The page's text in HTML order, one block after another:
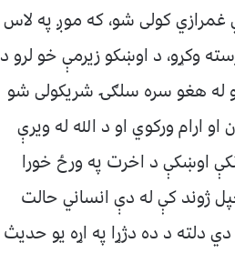
غمرازي کولی شو، که موږ په لاس
وکړو، د اوښکو زیرمې خو لرو د
له هغو سره سلګۍ شریکولی شو
ارام ورکوي او د الله له ویرې
اوښکې د اخرت په ورځ خورا
ژوند کې له دې انساني حالت
دلته د ده دژړا په اړه یو حدیث